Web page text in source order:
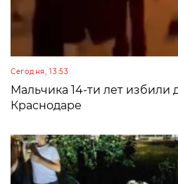
Сегодня, 13:53
Мальчика 14-ти лет избили
Краснодаре